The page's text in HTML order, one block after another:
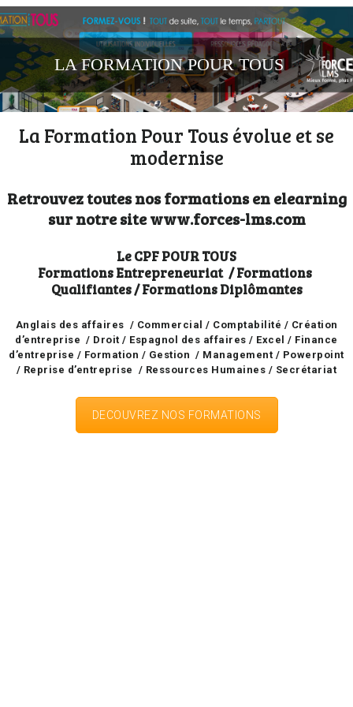
LA FORMATION POUR TOUS
La Formation Pour Tous évolue et se
modernise
Retrouvez toutes nos formations en elearning
sur notre sitewww.forces-lms.com
Le CPF POUR TOUS
Formations Entrepreneuriat / Formations
Qualifiantes / Formations Diplômantes
Anglais des affaires / Commercial / Comptabilité / Création
d’entreprise / Droit / Espagnol des affaires / Excel / Finance
d’entreprise / Formation / Gestion / Management / Powerpoint
/ Reprise d’entreprise / Ressources Humaines / Secrétariat
DECOUVREZ NOS FORMATIONS